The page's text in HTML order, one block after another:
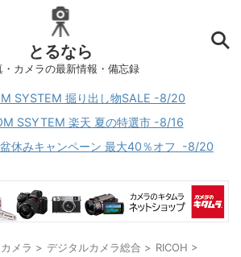
とるなら
・カメラの最新情報・備忘録
SYSTEM 掘り出し物SALE -8/20
SSYTEM 楽天 夏の特選市 -8/16
休みキャンペーン 最大40％オフ -8/20
カメラ > デジタルカメラ総合 > RICOH >